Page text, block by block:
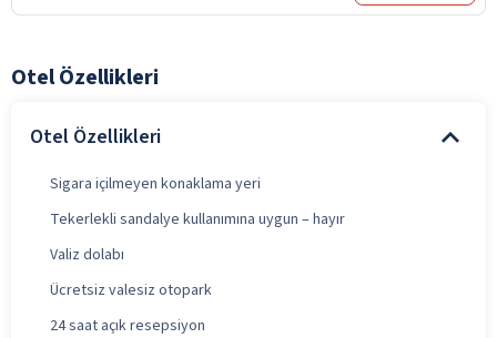
Otel Özellikleri
Otel Özellikleri
Sigara içilmeyen konaklama yeri
Tekerlekli sandalye kullanımına uygun – hayır
Valiz dolabı
Ücretsiz valesiz otopark
24 saat açık resepsiyon